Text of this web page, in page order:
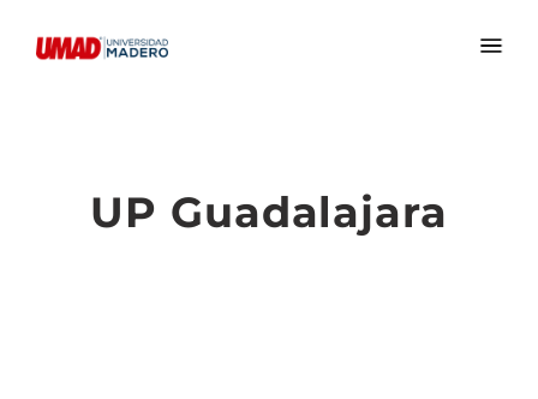
UP Guadalajara